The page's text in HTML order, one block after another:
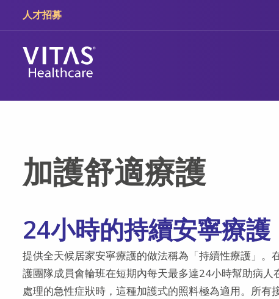
跳轉至主要內容
跳轉至導覽
人才招募
加護舒適療護
24小時的持續安寧療護
提供全天候居家安寧療護的做法稱為「持續性療護」。
護團隊成員會輪班在短期內每天最多達24小時幫助病
處理的急性症狀時，這種加護式的照料極為適用。所有